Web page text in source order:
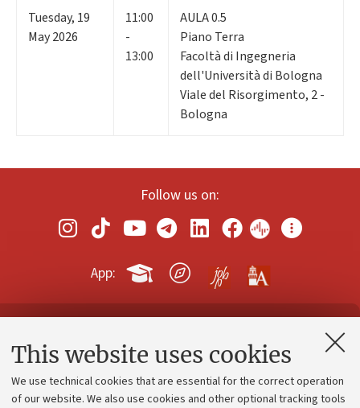
This website uses cookies
We use technical cookies that are essential for the correct operation
of our website. We also use cookies and other optional tracking tools
Tuesday, 19
May 2026
11:00
-
13:00
AULA 0.5
Piano Terra
Facoltà di Ingegneria
dell'Università di Bologna
Viale del Risorgimento, 2 -
Bologna
Follow us on:
App:
Contacts and certified e-mail (PEC)
Administrative divisions
Work with us